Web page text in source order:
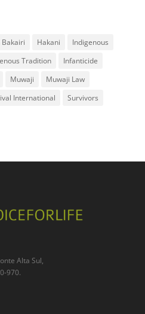
Bakairi Hakani
Indigenous
Tradition
Infanticide
Muwaji
Muwaji Law
International
Survivors
Alta Sul,
970.